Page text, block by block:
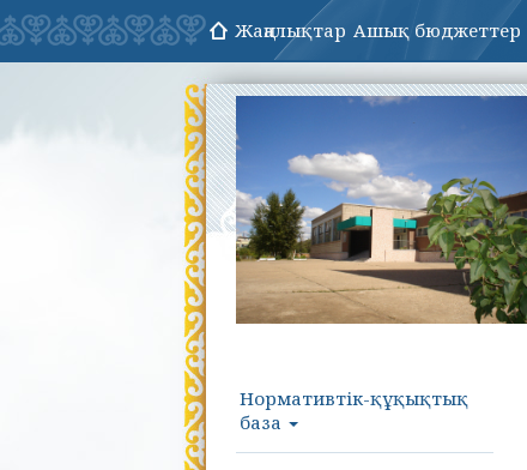
Жаңалықтар Ашық бюджеттер
Нормативтік-құқықтық
база